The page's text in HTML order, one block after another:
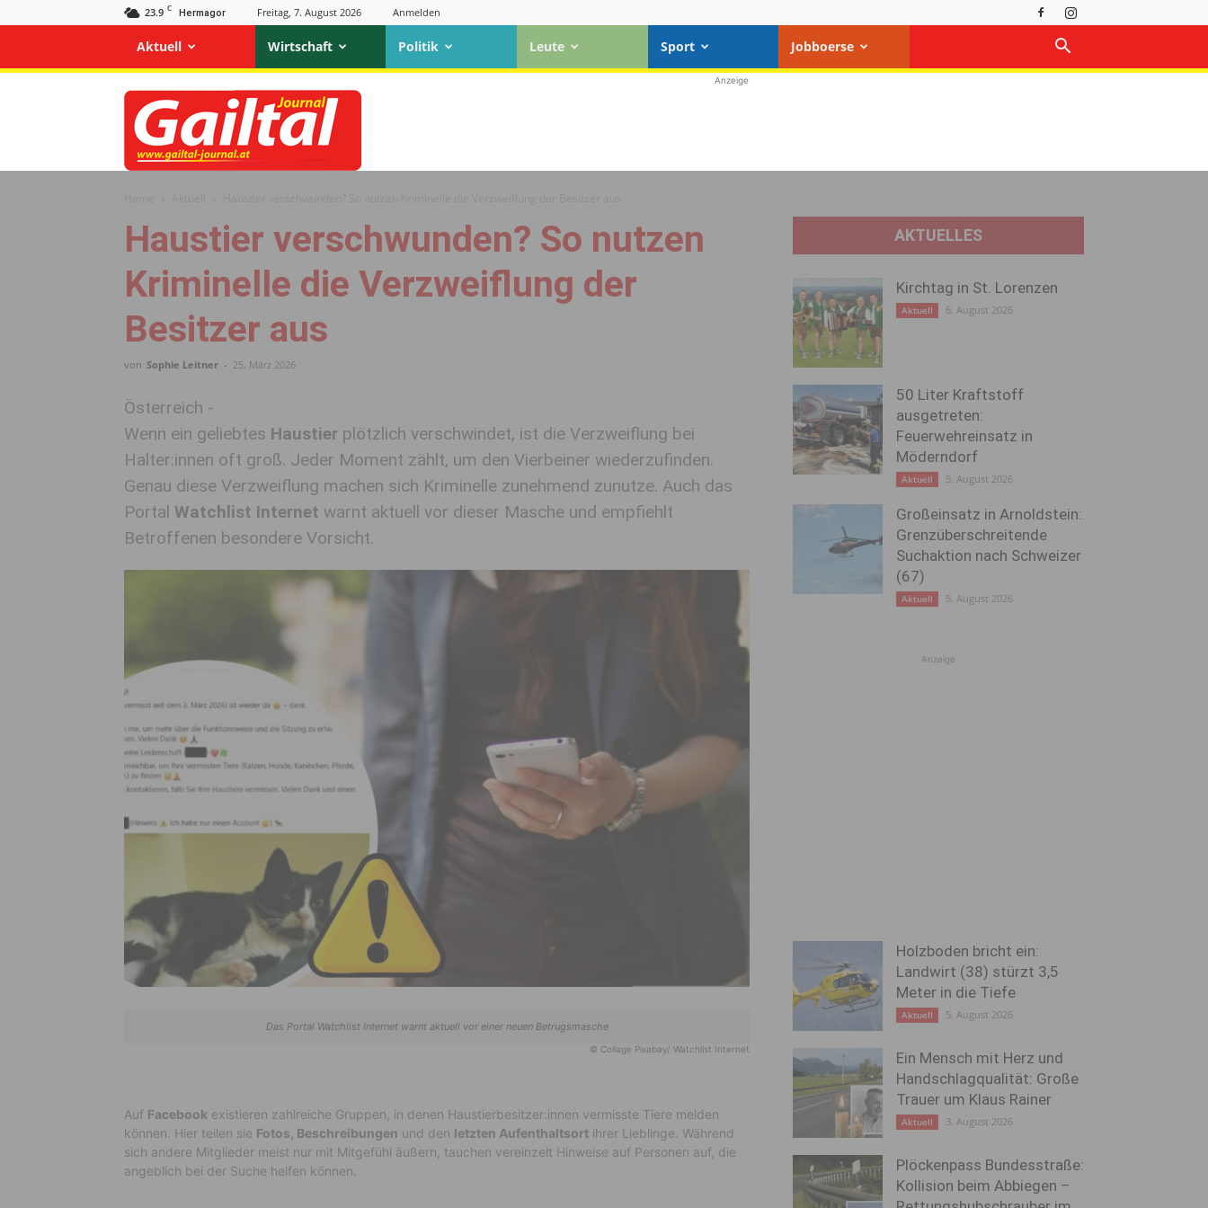
23.9 C Hermagor Freitag, 7. August 2026 Anmelden
Aktuell Wirtschaft Politik Leute Sport Jobboerse
Gailtal
Journal
Anzeige
Haustier verschwunden? So nutzen
Kriminelle die Verzweiflung der
Besitzer aus
von Sophie Leitner - 25. März 2026
Österreich -
Wenn ein geliebtes Haustier plötzlich verschwindet, ist die Verzweiflung bei
Halter:innen oft groß. Jeder Moment zählt, um den Vierbeiner wiederzufinden.
Genau diese Verzweiflung machen sich Kriminelle zunehmend zunutze. Auch das
Portal Watchlist Internet warnt aktuell vor dieser Masche und empfiehlt
Betroffenen besondere Vorsicht.
Das Portal Watchlist Internet warnt aktuell vor einer neuen Betrugsmasche
© Collage Pixabay/ Watchlist Internet
Auf Facebook existieren zahlreiche Gruppen, in denen Haustierbesitzer:innen vermisste Tiere melden
können. Hier teilen sie Fotos, Beschreibungen und den letzten Aufenthaltsort ihrer Lieblinge. Während
sich andere Mitglieder meist nur mit Mitgefühl äußern, tauchen vereinzelt Hinweise auf Personen auf, die
angeblich bei der Suche helfen können.
AKTUELLES
Kirchtag in St. Lorenzen
Aktuell 6. August 2026
50 Liter Kraftstoff
ausgetreten:
Feuerwehreinsatz in
Möderndorf
Aktuell 5. August 2026
Großeinsatz in Arnoldstein:
Grenzüberschreitende
Suchaktion nach Schweizer
(67)
Aktuell 5. August 2026
Anzeige
Holzboden bricht ein:
Landwirt (38) stürzt 3,5
Meter in die Tiefe
Aktuell 5. August 2026
Ein Mensch mit Herz und
Handschlagqualität: Große
Trauer um Klaus Rainer
Aktuell 3. August 2026
Plöckenpass Bundesstraße:
Kollision beim Abbiegen –